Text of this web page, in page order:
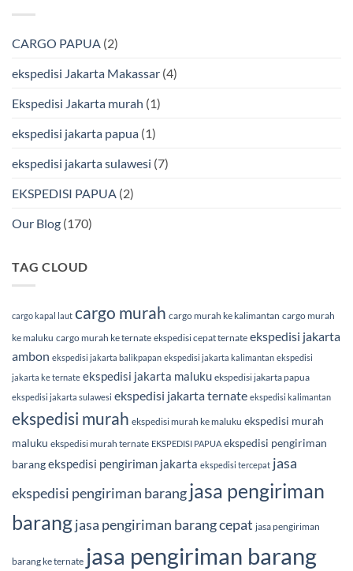
Cargo
Bersama
&
Ekspedisi
Laut
BMP
CARGO PAPUA (2)
ekspedisi Jakarta Makassar (4)
Ekspedisi Jakarta murah (1)
ekspedisi jakarta papua (1)
ekspedisi jakarta sulawesi (7)
EKSPEDISI PAPUA (2)
Our Blog (170)
TAG CLOUD
cargo kapal laut cargo murah cargo murah ke kalimantan cargo murah
ke maluku cargo murah ke ternate ekspedisi cepat ternate ekspedisi jakarta
ambon ekspedisi jakarta balikpapan ekspedisi jakarta kalimantan ekspedisi
jakarta ke ternate ekspedisi jakarta maluku ekspedisi jakarta papua
ekspedisi jakarta sulawesi ekspedisi jakarta ternate ekspedisi kalimantan
ekspedisi murah ekspedisi murah ke maluku ekspedisi murah
maluku ekspedisi murah ternate EKSPEDISI PAPUA ekspedisi pengiriman
barangekspedisi pengiriman jakarta ekspedisi tercepat jasa
ekspedisi pengiriman barangjasa pengiriman
barangjasa pengiriman barang cepat jasa pengiriman
barang ke ternate jasa pengiriman barang